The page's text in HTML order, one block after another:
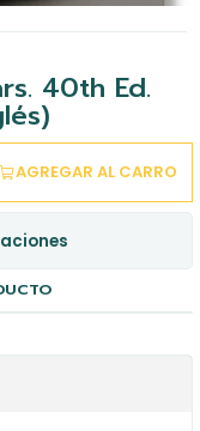
40th Ed.
AGREGAR AL CARRO